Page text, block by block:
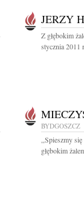
JERZY
Z głębokim
stycznia 2011
BYDGOSZCZ
,,Spieszmy
głębokim